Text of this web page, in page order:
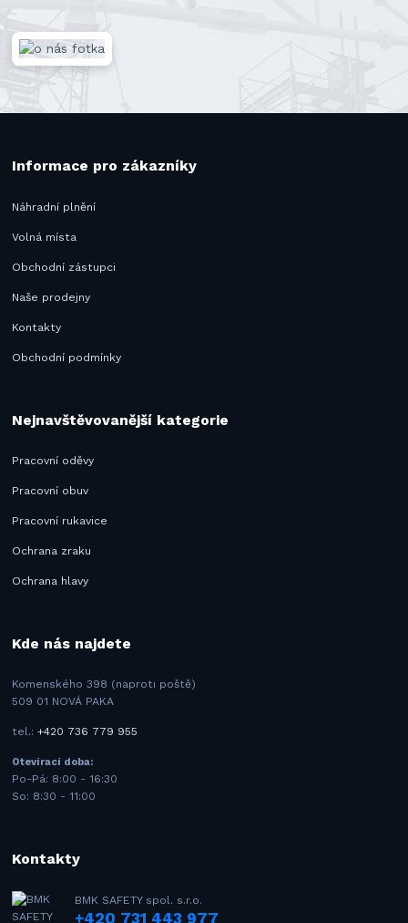
Informace pro zákazníky
Náhradní plnění
Volná místa
Obchodní zástupci
Naše prodejny
Kontakty
Obchodní podmínky
Nejnavštěvovanější kategorie
Pracovní oděvy
Pracovní obuv
Pracovní rukavice
Ochrana zraku
Ochrana hlavy
Kde nás najdete
Komenského 398 (naproti poště)
509 01 NOVÁ PAKA
tel.:+420 736 779 955
Otevírací doba:
Po-Pá: 8:00 - 16:30
So: 8:30 - 11:00
Kontakty
BMK SAFETY spol. s.r.o.
+420 731 443 977